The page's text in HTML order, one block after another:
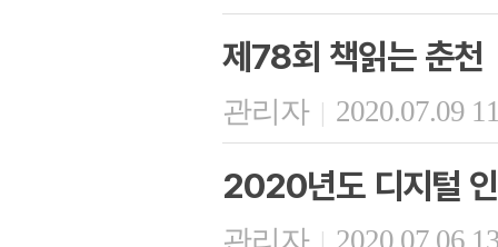
제78회 책읽는 춘천
관리자 | 2020.07.09
2020년도 디지털
관리자 | 2020.07.06